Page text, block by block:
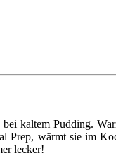
kaltem Pudding.
Prep, wärmt sie im
lecker!